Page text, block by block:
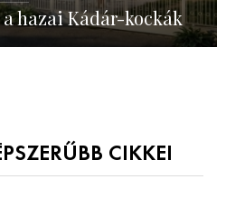
hazai Kádár-kockák
CIKKEI